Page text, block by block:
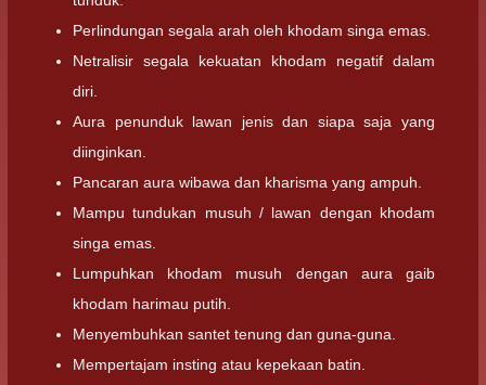
Perlindungan segala arah oleh khodam singa emas.
Netralisir segala kekuatan khodam negatif dalam
diri.
Aura penunduk lawan jenis dan siapa saja yang
diinginkan.
Pancaran aura wibawa dan kharisma yang ampuh.
Mampu tundukan musuh / lawan dengan khodam
singa emas.
Lumpuhkan khodam musuh dengan aura gaib
khodam harimau putih.
Menyembuhkan santet tenung dan guna-guna.
Mempertajam insting atau kepekaan batin.